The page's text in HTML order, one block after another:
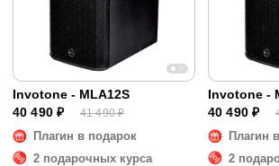
20.1 кг
Invotone - MLA12S
40 490 ₽
41 490 ₽
Плагин в подарок
2 подарочных курса
Invotone -
40 490 ₽
Плагин
2